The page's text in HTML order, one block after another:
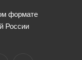
формате
России